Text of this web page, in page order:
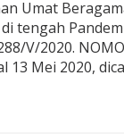
Umat
tengah
V/2020.
13 Mei 2020,